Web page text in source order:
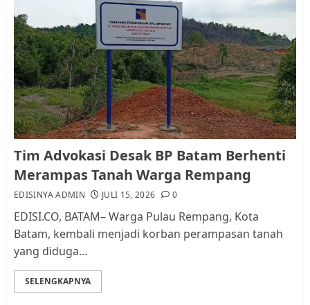
1
Pemko Batam Tegaskan RT dan
RW bukan Petugas Pendataan
dan Pemungutan Pajak
AGUSTUS 1, 2026 0
Kader Pajak jadi Penghubung
Pemerintah dan Masyarakat di
Lingkungan RT/RW
AGUSTUS 1, 2026
Tim Advokasi Desak BP Batam Berhenti
Merampas Tanah Warga Rempang
EDISINYA ADMIN JULI 15, 2026 0
EDISI.CO, BATAM– Warga Pulau Rempang, Kota
Batam, kembali menjadi korban perampasan tanah
yang diduga...
SELENGKAPNYA